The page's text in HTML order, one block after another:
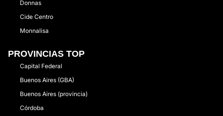
Donnas
Cide Centro
Monnalisa
PROVINCIAS TOP
Capital Federal
Buenos Aires (GBA)
Buenos Aires (provincia)
Córdoba